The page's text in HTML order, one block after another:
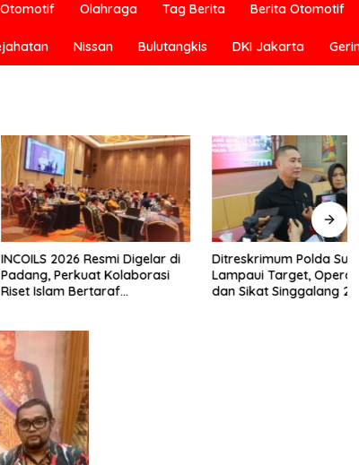
Otomotif Olahraga Tag Berita Berita Otomotif
Nissan Bulutangkis DKI Jakarta
Resmi Digelar di
Kolaborasi
Bertaraf
Ditreskrimum Polda Sumbar
Lampaui Target, Operasi Pekat
dan Sikat Singgalang 2026